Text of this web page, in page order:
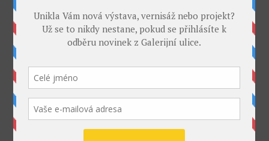
V. sympozium výtvarníků v Jistebníku
DESET
KONTAKT